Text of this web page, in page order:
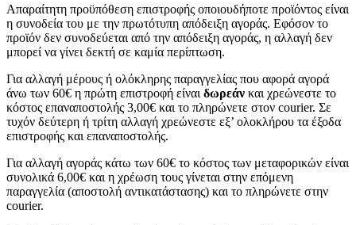
Απαραίτητη προϋπόθεση επιστροφής οποιουδήποτε προϊόντος είναι
η συνοδεία του με την πρωτότυπη απόδειξη αγοράς. Εφόσον το
προϊόν δεν συνοδεύεται από την απόδειξη αγοράς, η αλλαγή δεν
μπορεί να γίνει δεκτή σε καμία περίπτωση.
Για αλλαγή μέρους ή ολόκληρης παραγγελίας που αφορά αγορά
άνω των 60€ η πρώτη επιστροφή είναι δωρεάν και χρεώνεστε το
κόστος επαναποστολής 3,00€ και το πληρώνετε στον courier. Σε
τυχόν δεύτερη ή τρίτη αλλαγή χρεώνεστε εξ’ ολοκλήρου τα έξοδα
επιστροφής και επαναποστολής.
Για αλλαγή αγοράς κάτω των 60€ το κόστος των μεταφορικών είναι
συνολικά 6,00€ και η χρέωση τους γίνεται στην επόμενη
παραγγελία (αποστολή αντικατάστασης) και το πληρώνετε στην
courier.